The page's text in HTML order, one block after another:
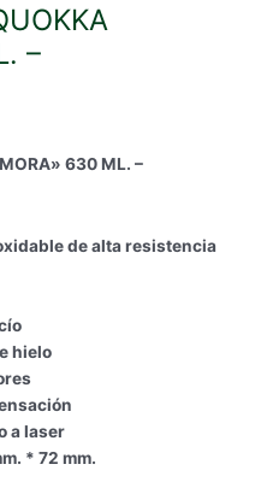
–
630 ML. –
de alta resistencia
hielo
a laser
* 72 mm.